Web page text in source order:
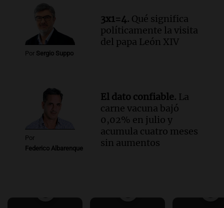
Por Sergio Suppo
3x1=4. Qué significa
políticamente la visita
del papa León XIV
Por
Federico Albarenque
El dato confiable. La
carne vacuna bajó
0,02% en julio y
acumula cuatro meses
sin aumentos